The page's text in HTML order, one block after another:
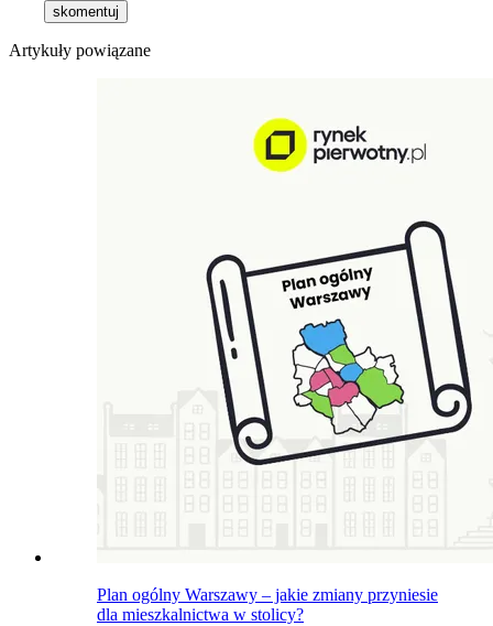
skomentuj
Artykuły powiązane
Plan ogólny Warszawy – jakie zmiany przyniesie
dla mieszkalnictwa w stolicy?